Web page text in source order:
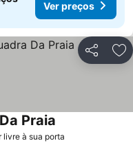
Ver preços
Partilhar
livre à sua porta
Praia